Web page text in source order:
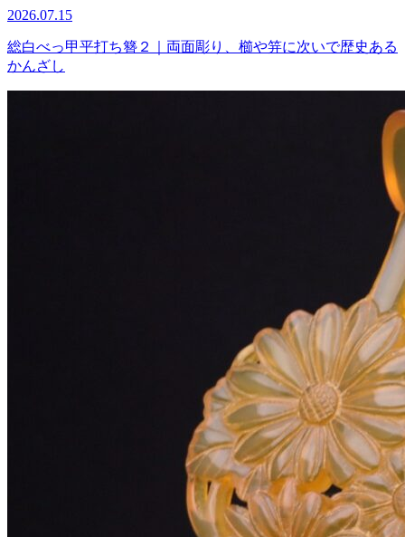
2026.07.15
総白べっ甲平打ち簪２｜両面彫り、櫛や笄に次いで歴史ある
かんざし